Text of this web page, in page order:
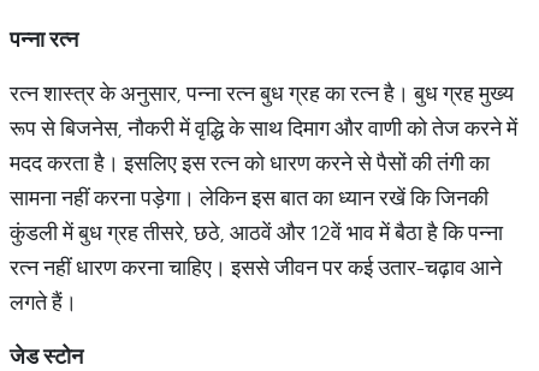
पन्ना रत्न
रत्न शास्त्र के अनुसार, पन्ना रत्न बुध ग्रह का रत्न है। बुध ग्रह मुख्य
रूप से बिजनेस, नौकरी में वृद्धि के साथ दिमाग और वाणी को तेज करने में
मदद करता है। इसलिए इस रत्न को धारण करने से पैसों की तंगी का
सामना नहीं करना पड़ेगा। लेकिन इस बात का ध्यान रखें कि जिनकी
कुंडली में बुध ग्रह तीसरे, छठे, आठवें और 12वें भाव में बैठा है कि पन्ना
रत्न नहीं धारण करना चाहिए। इससे जीवन पर कई उतार-चढ़ाव आने
लगते हैं।
जेड स्टोन